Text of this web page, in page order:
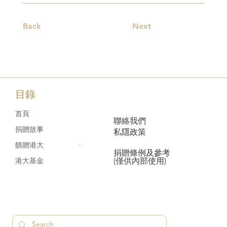
Back Next
目錄
首頁
捐贈故事
饋贈港大
港大基金
聯絡我們
私隱政策
捐贈條例及參考
(僅供內部使用)